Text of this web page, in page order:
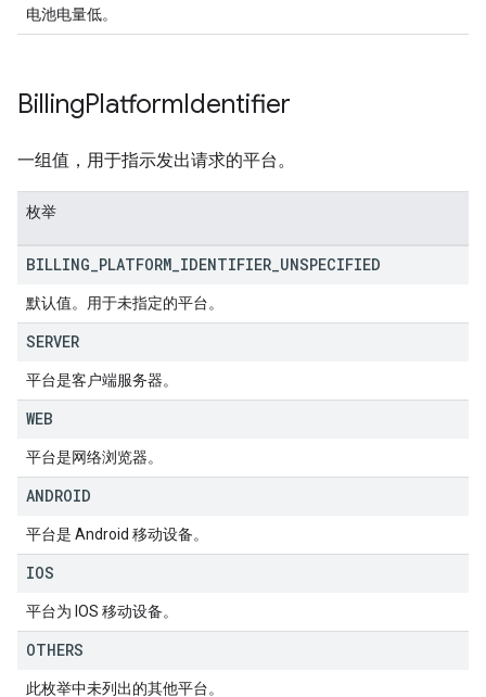
电池电量低。
BillingPlatformIdentifier
一组值，用于指示发出请求的平台。
枚举
BILLING PLATFORM IDENTIFIER UNSPECIFIED
默认值。用于未指定的平台。
SERVER
平台是客户端服务器。
WEB
平台是网络浏览器。
ANDROID
平台是 Android 移动设备。
IOS
平台为 IOS 移动设备。
OTHERS
此枚举中未列出的其他平台。